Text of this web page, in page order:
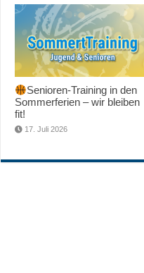
Senioren-Training in den
Sommerferien – wir bleiben
fit!
17. Juli 2026